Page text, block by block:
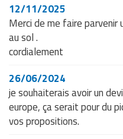
12/11/2025
Merci de me faire
au sol .
cordialement
26/06/2024
je souhaiterais avoir un
europe, ça serait pour du
vos propositions.